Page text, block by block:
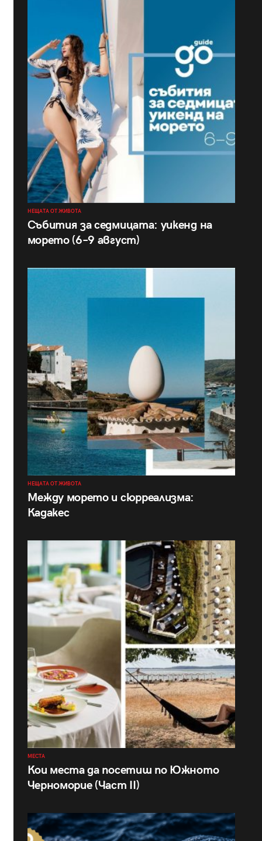
НЕЩАТА ОТ ЖИВОТА
Събития за седмицата: уикенд на
морето (6–9 август)
НЕЩАТА ОТ ЖИВОТА
Между морето и сюрреализма:
Кадакес
МЕСТА
Кои места да посетиш по Южното
Черноморие (Част II)